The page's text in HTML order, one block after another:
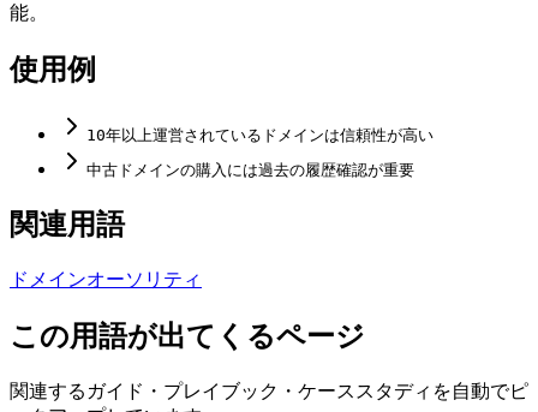
能。
使用例
10年以上運営されているドメインは信頼性が高い
中古ドメインの購入には過去の履歴確認が重要
関連用語
ドメインオーソリティ
この用語が出てくるページ
関連するガイド・プレイブック・ケーススタディを自動でピ